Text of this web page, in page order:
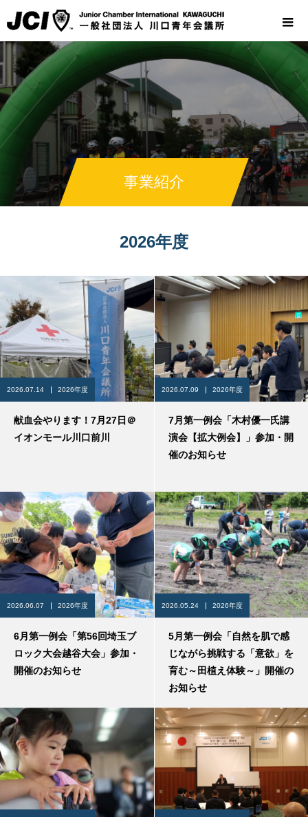
事業紹介
2026年度
2026.07.14 2026年度
献血会やります！7月27日＠
イオンモール川口前川
2026.07.09 2026年度
7月第一例会「木村優一氏講
演会【拡大例会】」参加・開
催のお知らせ
2026.06.07 2026年度
6月第一例会「第56回埼玉ブ
ロック大会越谷大会」参加・
開催のお知らせ
2026.05.24 2026年度
5月第一例会「自然を肌で感
じながら挑戦する「意欲」を
育む～田植え体験～」開催の
お知らせ